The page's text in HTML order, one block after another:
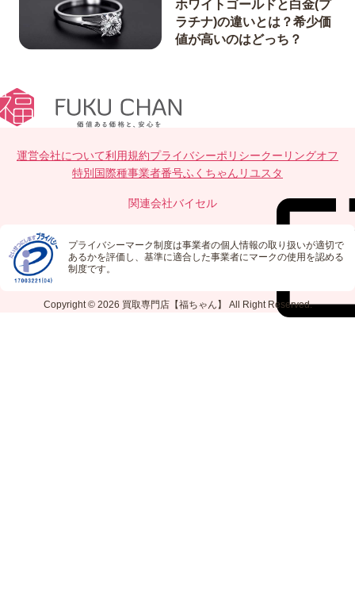
ホワイトゴールドと白金(プ
ラチナ)の違いとは？希少価
値が高いのはどっち？
運営会社について利用規約プライバシーポリシークーリングオフ
特別国際種事業者番号ふくちゃんリユスタ
関連会社バイセル
プライバシーマーク制度は事業者の個人情報の取り扱いが適切で
あるかを評価し、基準に適合した事業者にマークの使用を認める
制度です。
Copyright © 2026 買取専門店【福ちゃん】 All Right Reserved.